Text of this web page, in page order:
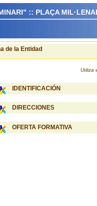
:: PLAÇA
de la Entidad
Utiliza
IDENTIFICACIÓN
DIRECCIONES
OFERTA FORMATIVA